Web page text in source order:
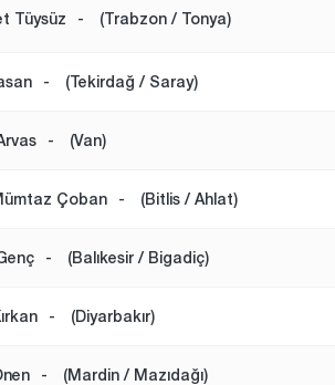
Tüysüz - (Trabzon / Tonya)
- (Tekirdağ / Saray)
- (Van)
Çoban - (Bitlis / Ahlat)
- (Balıkesir / Bigadiç)
- (Diyarbakır)
- (Mardin / Mazıdağı)